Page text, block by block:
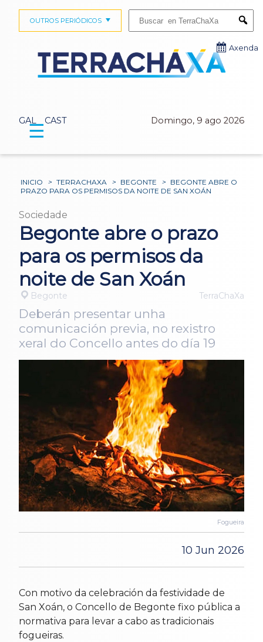
GAL CAST Domingo, 9 ago 2026
OUTROS PERIÓDICOS
Axenda
☰
INICIO > TERRACHAXA > BEGONTE > BEGONTE ABRE O
PRAZO PARA OS PERMISOS DA NOITE DE SAN XOÁN
Sociedade
Begonte abre o prazo
para os permisos da
noite de San Xoán
Begonte TerraChaXa
Deberán presentar unha
comunicación previa, no rexistro
xeral do Concello antes do día 19
Fogueira
10 Jun 2026
Con motivo da celebración da festividade de
San Xoán, o Concello de Begonte fixo pública a
normativa para levar a cabo as tradicionais
fogueiras.